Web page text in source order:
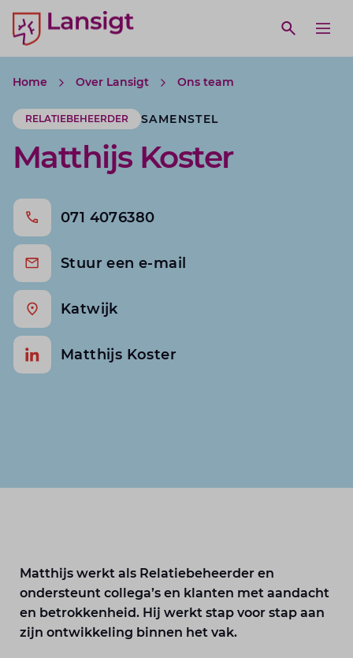
Lansigt Accountants logo
Open
search website
Home Over Lansigt Ons team
RELATIEBEHEERDER SAMENSTEL
Matthijs Koster
071 4076380
Stuur een e-mail
Katwijk
Matthijs Koster
Matthijs werkt als Relatiebeheerder en
ondersteunt collega’s en klanten met aandacht
en betrokkenheid. Hij werkt stap voor stap aan
zijn ontwikkeling binnen het vak.